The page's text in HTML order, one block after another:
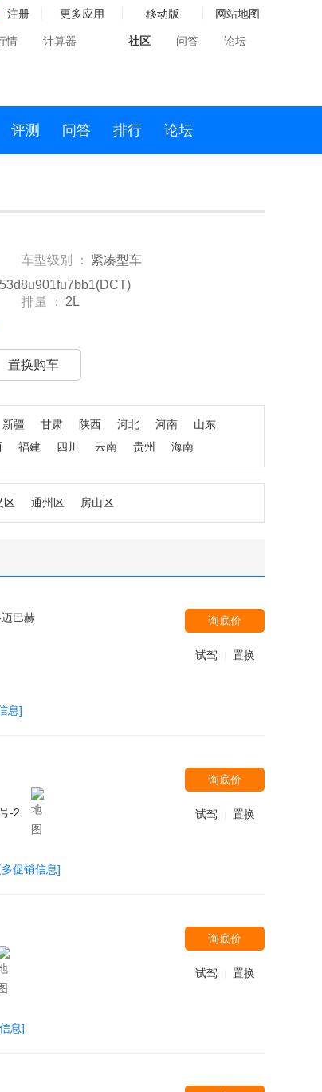
注册 更多应用 移动版 网站地图
情 计算器 社区 问答 论坛
评测 问答 排行 论坛
车型级别 ：
紧凑型车
排量 ：
2L
置换购车
新疆 甘肃 陕西 河北 河南
山东
福建 四川 云南 贵州 海南
区 通州区 房山区
巴赫
息]
询底价
试驾 置换
-2
促销信息]
询底价
试驾 置换
息]
询底价
试驾 置换